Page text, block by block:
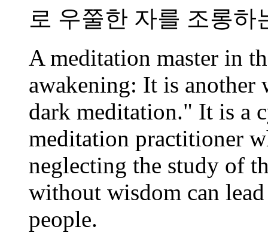
로 우쭐한 자를 조롱하
A meditation master in
awakening: It is
dark meditation." It is a
meditation practitioner
neglecting the study of
without wisdom can
people.